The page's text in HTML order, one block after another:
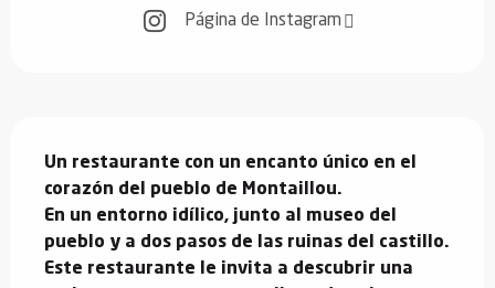
Página de Instagram
Un restaurante con un encanto único en el
corazón del pueblo de Montaillou.
En un entorno idílico, junto al museo del
pueblo y a dos pasos de las ruinas del castillo.
Este restaurante le invita a descubrir una